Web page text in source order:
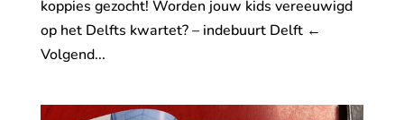
koppies gezocht! Worden jouw kids vereeuwigd
op het Delfts kwartet? – indebuurt Delft ←
Volgend...